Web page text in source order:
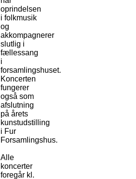
oprindelsen
i folkmusik
og
akkompagnerer
slutlig i
fællessang
i
forsamlingshuset.
Koncerten
fungerer
også som
afslutning
på årets
kunstudstilling
i Fur
Forsamlingshus.
Alle
koncerter
foregår kl.